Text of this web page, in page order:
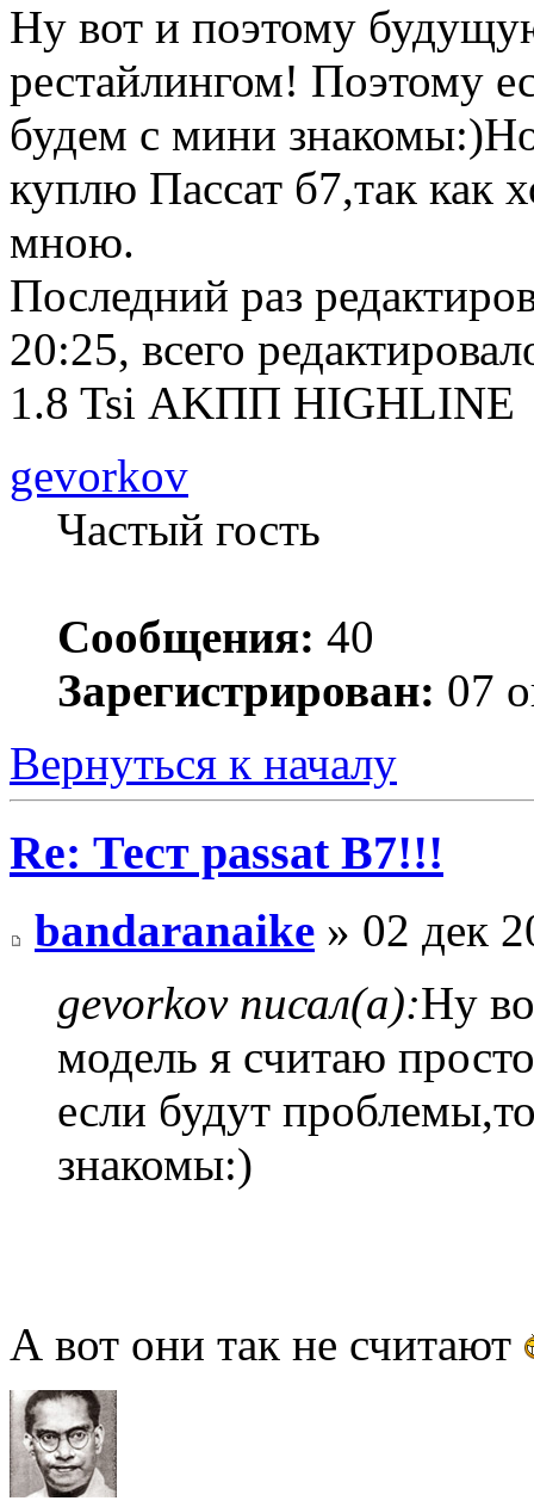
Ну вот и поэтому
рестайлингом! Поэтому
будем с мини
куплю Пассат б7,так как
мною.
Последний раз
20:25, всего
1.8 Tsi АKПП HIGHLINE
gevorkov
Частый гость
Сообщения: 40
Зарегистрирован: 07
Вернуться к началу
Re: Тест passat B7!!!
bandaranaike » 02 дек
gevorkov писал(а):Ну
модель я считаю
если будут
знакомы:)
А вот они так не считают